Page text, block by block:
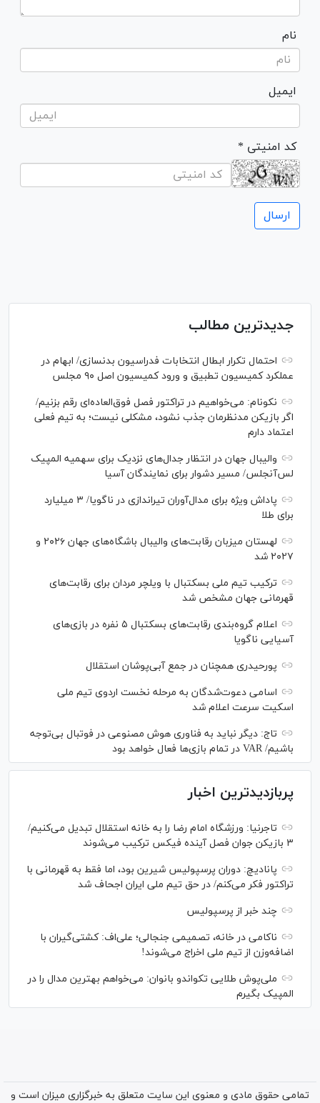
نام
ایمیل
* کد امنیتی
جدیدترین مطالب
احتمال تکرار ابطال انتخابات فدراسیون بدنسازی/ ابهام در
عملکرد کمیسیون تطبیق و ورود کمیسیون اصل ۹۰ مجلس
نکونام: می‌خواهیم در تراکتور فصل فوق‌العاده‌ای رقم بزنیم/
اگر بازیکن مدنظرمان جذب نشود، مشکلی نیست؛ به تیم فعلی
اعتماد دارم
والیبال جهان در انتظار جدال‌های نزدیک برای سهمیه المپیک
لس‌آنجلس/ مسیر دشوار برای نمایندگان آسیا
پاداش ویژه برای مدال‌آوران تیراندازی در ناگویا/ ۳ میلیارد
برای طلا
لهستان میزبان رقابت‌های والیبال باشگاه‌های جهان ۲۰۲۶ و
۲۰۲۷ شد
ترکیب تیم ملی بسکتبال با ویلچر مردان برای رقابت‌های
قهرمانی جهان مشخص شد
اعلام گروه‌بندی رقابت‌های بسکتبال ۵ نفره در بازی‌های
آسیایی ناگویا
پورحیدری همچنان در جمع آبی‌پوشان استقلال
اسامی دعوت‌شدگان به مرحله نخست اردوی تیم ملی
اسکیت سرعت اعلام شد
تاج: دیگر نباید به فناوری هوش مصنوعی در فوتبال بی‌توجه
باشیم/ VAR در تمام بازی‌ها فعال خواهد بود
پربازدیدترین اخبار
تاجرنیا: ورزشگاه امام رضا را به خانه استقلال تبدیل می‌کنیم/
۳ بازیکن جوان فصل آینده فیکس ترکیب می‌شوند
پانادیچ: دوران پرسپولیس شیرین بود، اما فقط به قهرمانی با
تراکتور فکر می‌کنم/ در حق تیم ملی ایران اجحاف شد
چند خبر از پرسپولیس
ناکامی در خانه، تصمیمی جنجالی؛ علی‌اف: کشتی‌گیران با
اضافه‌وزن از تیم ملی اخراج می‌شوند!
ملی‌پوش‌ طلایی تکواندو بانوان: می‌خواهم بهترین مدال را در
المپیک بگیرم
تمامی حقوق مادی و معنوی این سایت متعلق به خبرگزاری میزان است و